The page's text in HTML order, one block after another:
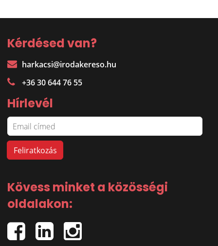
Kérdésed van?
harkacsi@irodakereso.hu
+36 30 644 76 55
Hírlevél
Kövess minket a közösségi
oldalakon: